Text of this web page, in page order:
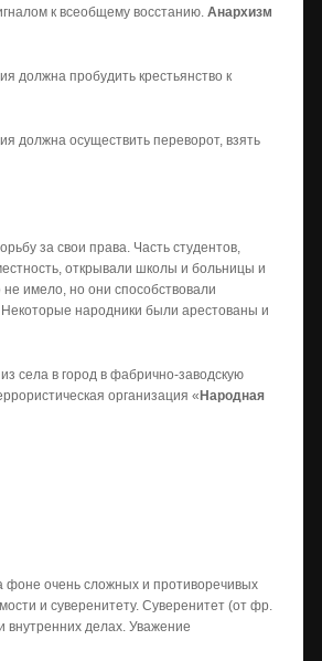
к всеобщему восстанию. Анархизм
должна пробудить крестьянство к
должна осуществить переворот, взять
за свои права. Часть студентов,
открывали школы и больницы и
имело, но они способствовали
народники были арестованы и
села в город в фабрично-заводскую
организация « Народная
фоне очень сложных и противоречивых
и суверенитету. Суверенитет (от фр.
внутренних делах. Уважение